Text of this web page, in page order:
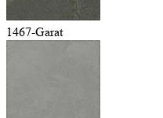
1467-Garat